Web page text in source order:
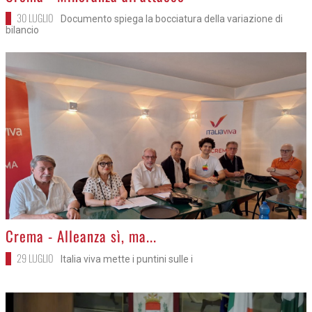
30 LUGLIO
Documento spiega la bocciatura della variazione di
bilancio
>
Crema - Alleanza sì, ma...
29 LUGLIO Italia viva mette i puntini sulle i